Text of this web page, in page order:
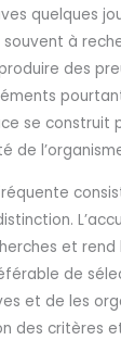
quelques
à
des
se construit
de
et
de
et de les
des critères